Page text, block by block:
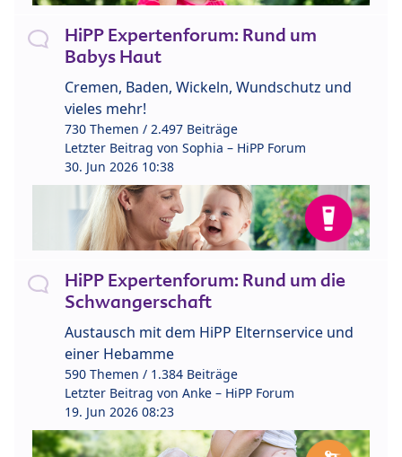
HiPP Expertenforum: Rund um
Babys Haut
Cremen, Baden, Wickeln, Wundschutz und
vieles mehr!
730 Themen / 2.497 Beiträge
Letzter Beitrag von Sophia – HiPP Forum
30. Jun 2026 10:38
HiPP Expertenforum: Rund um die
Schwangerschaft
Austausch mit dem HiPP Elternservice und
einer Hebamme
590 Themen / 1.384 Beiträge
Letzter Beitrag von Anke – HiPP Forum
19. Jun 2026 08:23